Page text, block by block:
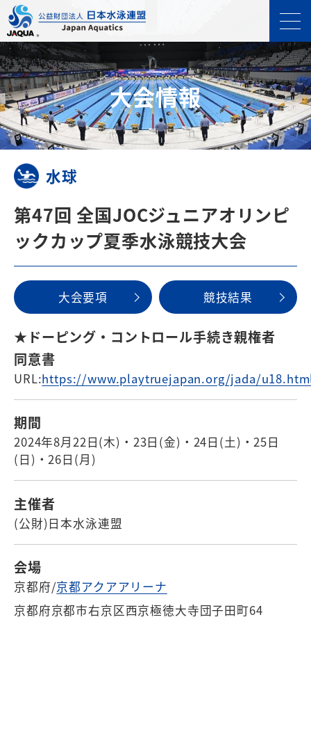
⼤会情報
水球
第47回 全国JOCジュニアオリンピ
ックカップ夏季水泳競技大会
⼤会要項 競技結果
★ドーピング・コントロール手続き親権者
同意書
URL:https://www.playtruejapan.org/jada/
期間
2024年8月22日(木)・23日(金)・24日(土)・25日
(日)・26日(月)
主催者
(公財)日本水泳連盟
会場
京都府/京都アクアアリーナ
京都府京都市右京区西京極徳大寺団子田町64